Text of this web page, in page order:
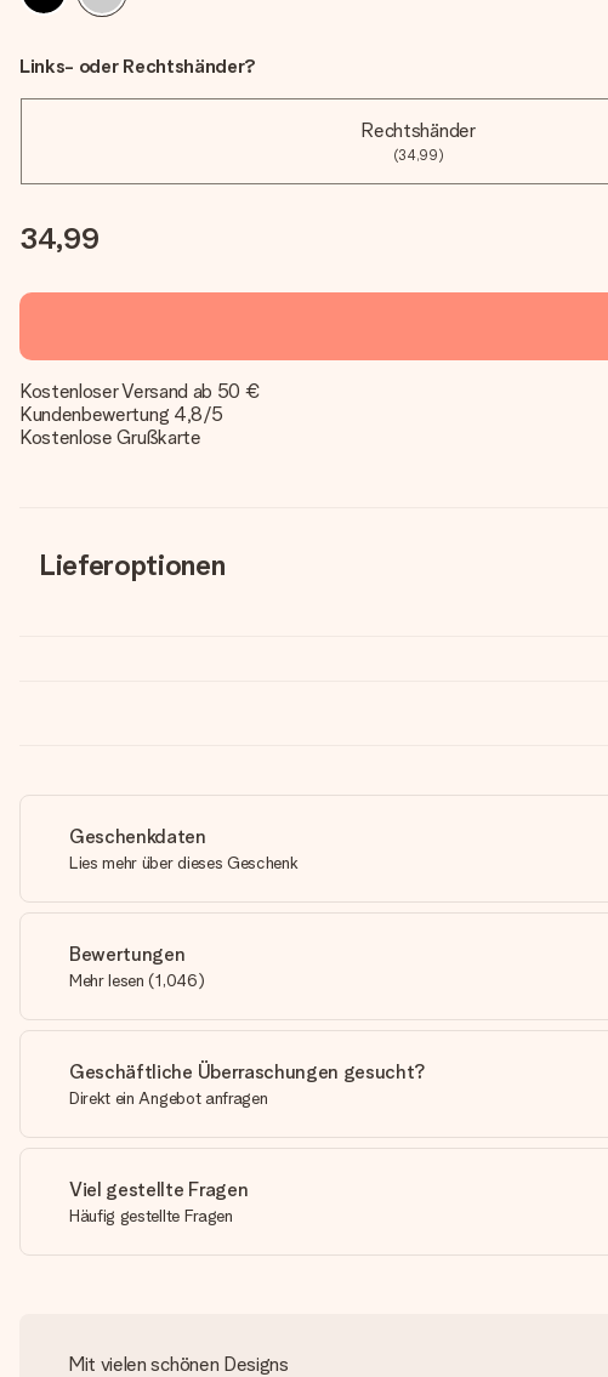
Links- oder Rechtshänder?
Rechtshänder
(34,99)
34,99
Kostenloser Versand ab 50 €
Kundenbewertung 4,8/5
Kostenlose Grußkarte
Lieferoptionen
Geschenkdaten
Lies mehr über dieses Geschenk
Bewertungen
Mehr lesen (1,046)
Geschäftliche Überraschungen gesucht?
Direkt ein Angebot anfragen
Viel gestellte Fragen
Häufig gestellte Fragen
Mit vielen schönen Designs